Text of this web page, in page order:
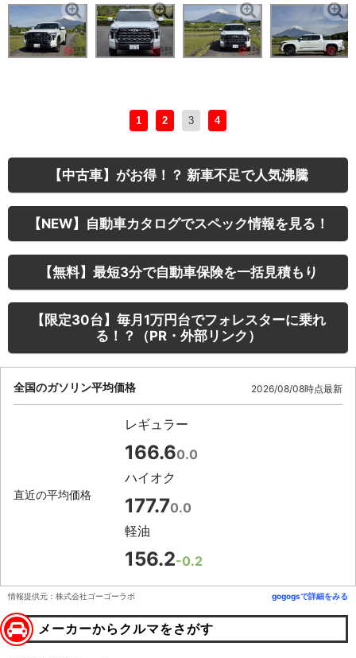
1 2 3 4
【中古車】がお得！？ 新車不足で人気沸騰
【NEW】自動車カタログでスペック情報を見る！
【無料】最短3分で自動車保険を一括見積もり
【限定30台】毎月1万円台でフォレスターに乗れ
る！？（PR・外部リンク）
全国のガソリン平均価格 2026/08/08時点最新
直近の平均価格
レギュラー
166.60.0
ハイオク
177.70.0
軽油
156.2-0.2
情報提供元：株式会社ゴーゴーラボ gogogsで詳細をみる
メーカーからクルマをさがす